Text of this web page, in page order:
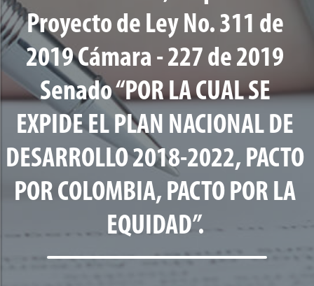
Proyecto de Ley No. 311 de
2019 Cámara - 227 de 2019
Senado “POR LA CUAL SE
EXPIDE EL PLAN NACIONAL DE
DESARROLLO 2018-2022, PACTO
POR COLOMBIA, PACTO POR LA
EQUIDAD”.